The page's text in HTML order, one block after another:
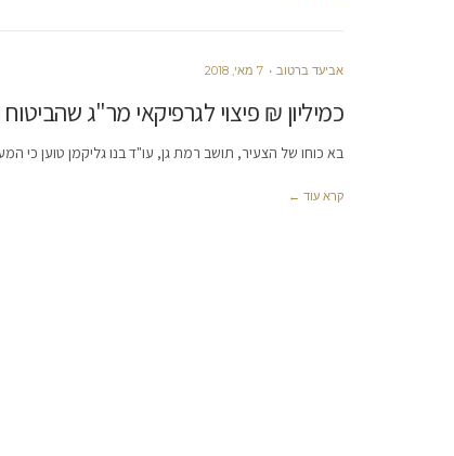
אביעד ברטוב 7 מאי, 2018
כמיליון ₪ פיצוי לגרפיקאי מר"ג
בא כוחו של הצעיר, תושב רמת גן, עו"ד בנו גליקמן טוען כי
קרא עוד ←